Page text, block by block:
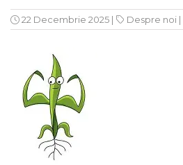
22 Decembrie 2025 | Despre noi |